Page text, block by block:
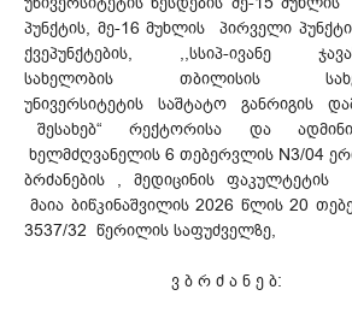
პუნქტის, მე-16 მუხლის პირველი პუნქტის
ქვეპუნქტების, ,,სსიპ-ივანე
სახელობის თბილისის
უნივერსიტეტის საშტატო განრიგის
შესახებ“ რექტორისა და
ხელმძღვანელის 6 თებერვლის N3/04
ბრძანების , მედიცინის
მაია ბიწკინაშვილის 2026 წლის 20
3537/32 წერილის საფუძველზე,
ვ ბ რ ძ ა ნ ე ბ: